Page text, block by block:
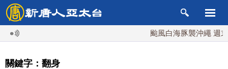
颱風白海豚襲沖繩 週末
關鍵字：翻身